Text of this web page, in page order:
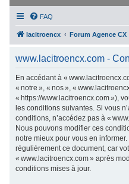
FAQ
lacitroencx Forum Agence CX
www.lacitroencx.com -
En accédant à «
« notre », « nos », «
« https://www.lacitroencx.com »),
les conditions suivantes. Si vous
conditions, n’accédez pas à «
Nous pouvons modifier ces
notre mieux pour vous en
régulièrement ce document, car
« www.lacitroencx.com » après
conditions mises à jour.